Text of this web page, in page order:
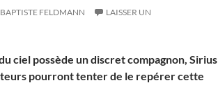
FELDMANN
LAISSER UN
ciel possède un discret compagnon, Sirius
pourront tenter de le repérer cette